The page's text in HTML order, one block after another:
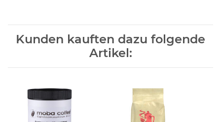
Kunden kauften dazu folgende
Artikel: